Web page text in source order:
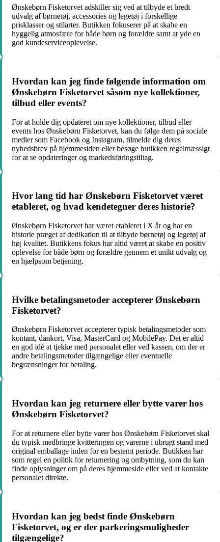
Ønskebørn Fisketorvet adskiller sig ved at tilbyde et bredt
udvalg af børnetøj, accessories og legetøj i forskellige
prisklasser og stilarter. Butikken fokuserer på at skabe en
hyggelig atmosfære for både børn og forældre samt at yde en
god kundeserviceoplevelse.
Hvordan kan jeg finde følgende information om
Ønskebørn Fisketorvet såsom nye kollektioner,
tilbud eller events?
For at holde dig opdateret om nye kollektioner, tilbud eller
events hos Ønskebørn Fisketorvet, kan du følge dem på sociale
medier som Facebook og Instagram, tilmelde dig deres
nyhedsbrev på hjemmesiden eller besøge butikken regelmæssigt
for at se opdateringer og markedsføringstiltag.
Hvor lang tid har Ønskebørn Fisketorvet været
etableret, og hvad kendetegner deres historie?
Ønskebørn Fisketorvet har været etableret i X år og har en
historie præget af dedikation til at tilbyde børnetøj og legetøj af
høj kvalitet. Butikkens fokus har altid været at skabe en positiv
oplevelse for både børn og forældre gennem et unikt udvalg og
en hjælpsom betjening.
Hvilke betalingsmetoder accepterer Ønskebørn
Fisketorvet?
Ønskebørn Fisketorvet accepterer typisk betalingsmetoder som
kontant, dankort, Visa, MasterCard og MobilePay. Det er altid
en god idé at tjekke med personalet eller ved kassen, om der er
andre betalingsmetoder tilgængelige eller eventuelle
begrænsninger for betaling.
Hvordan kan jeg returnere eller bytte varer hos
Ønskebørn Fisketorvet?
For at returnere eller bytte varer hos Ønskebørn Fisketorvet skal
du typisk medbringe kvitteringen og varerne i ubrugt stand med
original emballage inden for en bestemt periode. Butikken har
som regel en politik for returnering og ombytning, som du kan
finde oplysninger om på deres hjemmeside eller ved at kontakte
personalet direkte.
Hvordan kan jeg bedst finde Ønskebørn
Fisketorvet, og er der parkeringsmuligheder
tilgængelige?